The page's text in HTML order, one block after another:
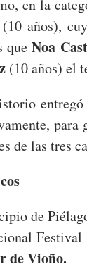
en la
(10 años),
queNoa
(10 años) el
de las tres
de
de Vioño.